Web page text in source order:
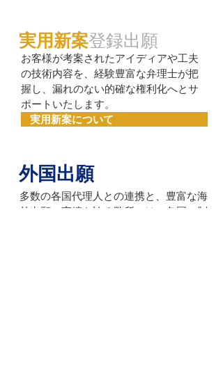
実用新案登録出願
お客様が考案されたアイディアや工夫
の技術内容を、経験豊富な弁理士が把
握し、漏れのない的確な権利化へとサ
ポートいたします。
実用新案について
外国出願
多数の各国代理人との連携と、豊富な海
外出願の実績を誇る弊所には、各国の制